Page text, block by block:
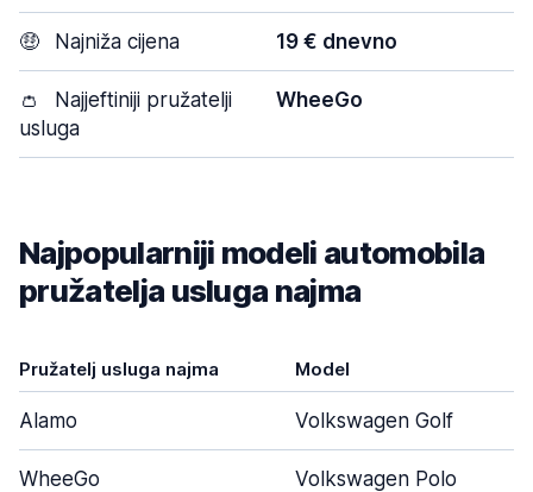
🤑 Najniža cijena 19 € dnevno
👛
Najjeftiniji pružatelji
usluga
WheeGo
Najpopularniji modeli automobila
pružatelja usluga najma
Pružatelj usluga najma Model
Alamo Volkswagen Golf
WheeGo Volkswagen Polo